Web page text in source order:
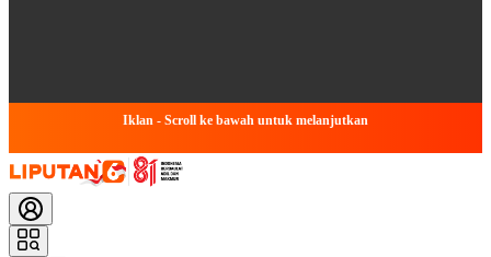
Iklan - Scroll ke bawah untuk melanjutkan